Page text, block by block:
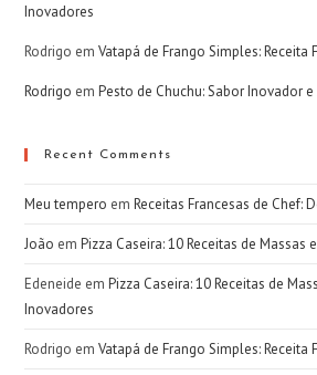
Inovadores
Rodrigo emVatapá de Frango Simples: Receita
Rodrigo emPesto de Chuchu: Sabor Inovador
Recent Comments
Meu tempero emReceitas Francesas de Chef:
João emPizza Caseira: 10 Receitas de Massas
Edeneide emPizza Caseira: 10 Receitas de
Inovadores
Rodrigo emVatapá de Frango Simples: Receita